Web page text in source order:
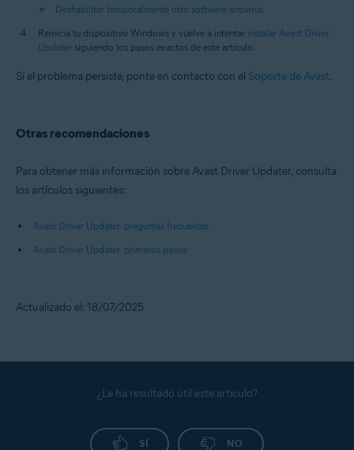
Deshabilitar temporalmente otro software antivirus
Reinicia tu dispositivo Windows y vuelve a intentar instalar Avast Driver
Updater siguiendo los pasos exactos de este artículo.
Si el problema persiste, ponte en contacto con el Soporte de Avast.
Otras recomendaciones
Para obtener más información sobre Avast Driver Updater, consulta
los artículos siguientes:
Avast Driver Updater: preguntas frecuentes
Avast Driver Updater: primeros pasos
Actualizado el: 18/07/2025
¿Le ha resultado útil este artículo?
SÍ NO